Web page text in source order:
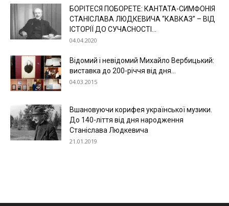
БОРІТЕСЯ ПОБОРЕТЕ: КАНТАТА-СИМФОНІЯ
СТАНІСЛАВА ЛЮДКЕВИЧА “КАВКАЗ” – ВІД
ІСТОРІЇ ДО СУЧАСНОСТІ...
04.04.2020
Відомий і невідомий Михайло Вербицький:
виставка до 200-річчя від дня...
04.03.2015
Вшановуючи корифея української музики.
До 140-ліття від дня народження
Станіслава Людкевича
21.01.2019